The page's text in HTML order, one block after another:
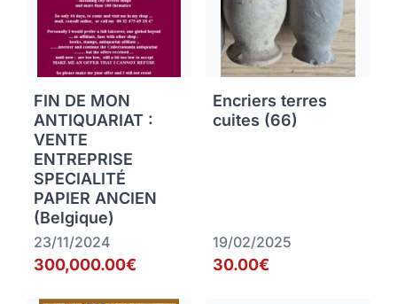
FIN DE MON
ANTIQUARIAT :
VENTE
ENTREPRISE
SPECIALITÉ
PAPIER ANCIEN
(Belgique)
23/11/2024
300,000.00€
Encriers terres
cuites (66)
19/02/2025
30.00€